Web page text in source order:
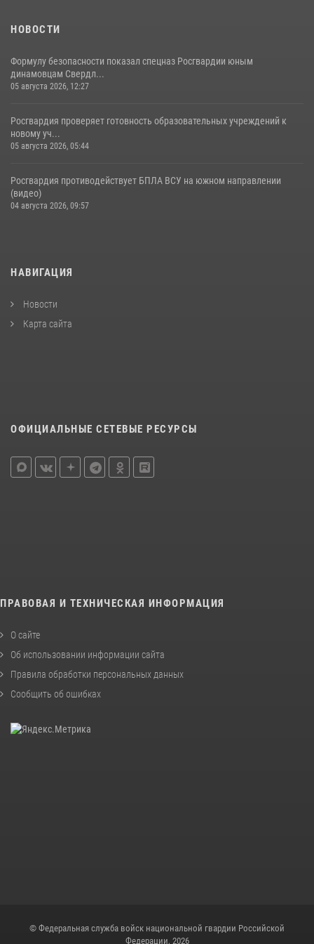
НОВОСТИ
Формулу безопасности показал спецназ Росгвардии юным
динамовцам Свердл...
05 августа 2026, 12:27
Росгвардия проверяет готовность образовательных учреждений к
новому уч...
05 августа 2026, 05:44
Росгвардия противодействует БПЛА ВСУ на южном направлении
(видео)
04 августа 2026, 09:57
НАВИГАЦИЯ
Новости
Карта сайта
ОФИЦИАЛЬНЫЕ СЕТЕВЫЕ РЕСУРСЫ
ПРАВОВАЯ И ТЕХНИЧЕСКАЯ ИНФОРМАЦИЯ
О сайте
Об использовании информации сайта
Правила обработки персональных данных
Сообщить об ошибках
© Федеральная служба войск национальной гвардии Российской
Федерации, 2026